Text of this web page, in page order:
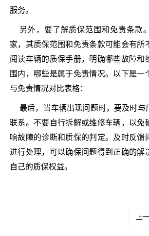
服务。
另外，要了解质保范围和免责条款
家，其质保范围和免责条款可能会有所
阅读车辆的质保手册，明确哪些故障和
围内，哪些是属于免责情况。以下是一
与免责情况对比表格：
最后，当车辆出现问题时，要及时与
联系。不要自行拆解或维修车辆，以免
响故障的诊断和质保的判定。及时反馈
进行处理，可以确保问题得到正确的解
自己的质保权益。
上